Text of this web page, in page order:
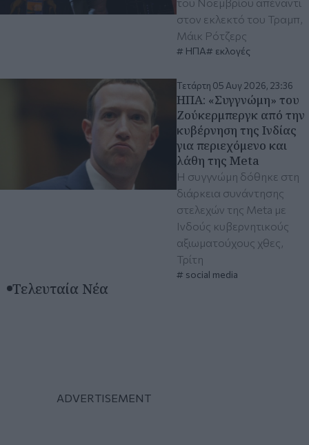
στον εκλεκτό του Τραμπ,
Μάικ Ρότζερς
ΗΠΑ εκλογές
Τετάρτη 05 Αυγ 2026, 23:36
ΗΠΑ: «Συγγνώμη» του
Ζούκερμπεργκ από την
κυβέρνηση της Ινδίας
για περιεχόμενο και
λάθη της Meta
Η συγγνώμη δόθηκε στη
διάρκεια συνάντησης
στελεχών της Meta με
Ινδούς κυβερνητικούς
αξιωματούχους χθες,
Τρίτη
social media
Τελευταία Νέα